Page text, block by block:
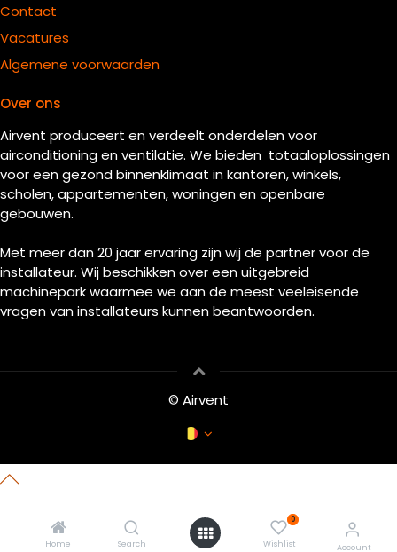
Home Search
0
Wishlist Account
Contact
Vacatures
Algemene voorwaarden
Over ons
Airvent produceert en verdeelt onderdelen voor
airconditioning en ventilatie. We bieden totaaloplossingen
voor een gezond binnenklimaat in kantoren, winkels,
scholen, appartementen, woningen en openbare
gebouwen.
Met meer dan 20 jaar ervaring zijn wij de partner voor de
installateur. Wij beschikken over een uitgebreid
machinepark waarmee we aan de meest veeleisende
vragen van installateurs kunnen beantwoorden.
© Airvent